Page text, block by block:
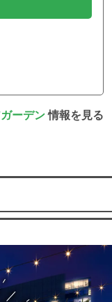
ーデン情報を見る